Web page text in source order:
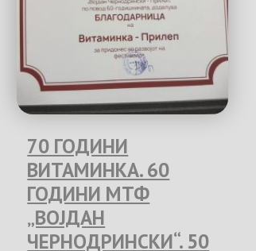
70 ГОДИНИ
ВИТАМИНКА. 60
ГОДИНИ МТФ
„ВОЈДАН
ЧЕРНОДРИНСКИ“. 50